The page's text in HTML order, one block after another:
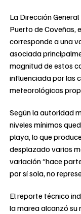
La Dirección
Puerto de Coveñas,
corresponde a una
asociada
magnitud de estos
influenciada por las
meteorológicas
Según la autoridad
niveles mínimos
playa, lo que
desplazado varios
variación “hace
por sí sola, no
El reporte técnico
la marea alcanzó su